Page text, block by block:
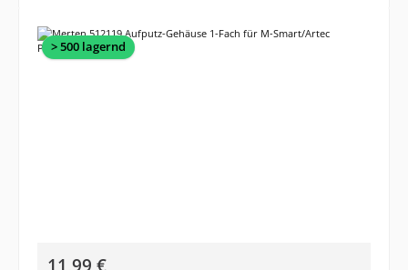
Bildergalerie überspringen
> 500 lagernd
Regulärer Preis:
11,99 €